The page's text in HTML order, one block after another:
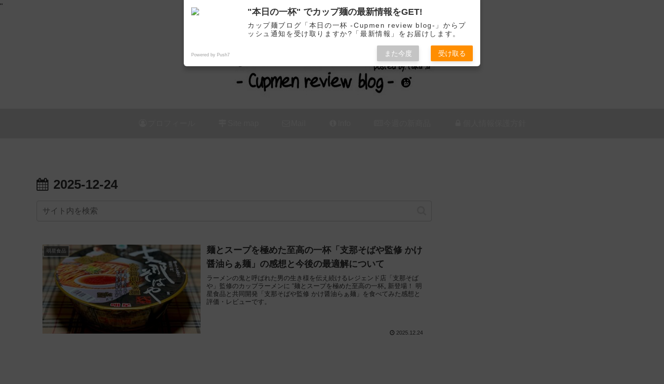
"
カップ麺の新商品をレビュー / アレンジするブログ
2025-12-24
明星食品
麺とスープを極めた至高の一杯「支那そばや監修 かけ
醤油らぁ麺」の感想と今後の最適解について
ラーメンの鬼と呼ばれた男の生き様を伝え続けるレジェンド店「支那そば
や」監修のカップラーメンに “麺とスープを極めた至高の一杯„ 新登場！ 明
星食品と共同開発「支那そばや監修 かけ醤油らぁ麺」を食べてみた感想と
評価・レビューです。
2025.12.24
"本日の一杯" でカップ麺の最新情報をGET!
カップ麺ブログ「本日の一杯 -Cupmen review blog-」からプ
ッシュ通知を受け取りますか?「最新情報」をお届けします。
Powered by Push7 また今度 受け取る